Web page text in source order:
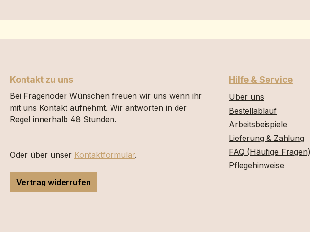
Kontakt zu uns
Bei Fragenoder Wünschen freuen wir uns wenn ihr
mit uns Kontakt aufnehmt. Wir antworten in der
Regel innerhalb 48 Stunden.
Oder über unser Kontaktformular.
Vertrag widerrufen
Hilfe & Service
Über uns
Bestellablauf
Arbeitsbeispiele
Lieferung & Zahlung
FAQ (Häufige Fragen)
Pflegehinweise